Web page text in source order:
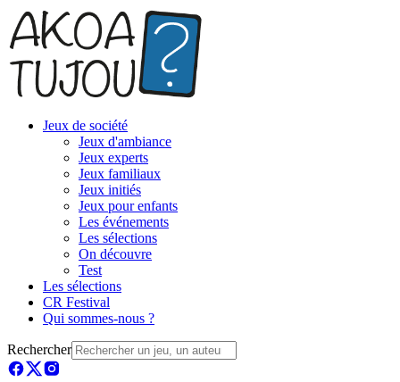
Jeux de société
Jeux d'ambiance
Jeux experts
Jeux familiaux
Jeux initiés
Jeux pour enfants
Les événements
Les sélections
On découvre
Test
Les sélections
CR Festival
Qui sommes-nous ?
Rechercher